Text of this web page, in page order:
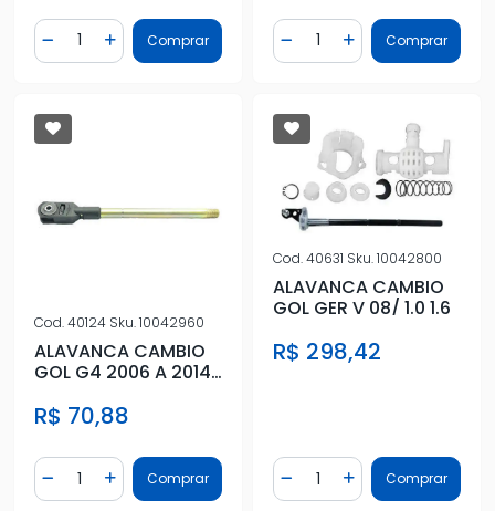
Diminuir Quantidade
Quantidade
Adicionar Quantidade
Comprar Diminuir Quantidade
Quantidade
AdicionarComprar
Cod.40124 Sku.10042960
ALAVANCA CAMBIO
GOL G4 2006 A 2014
R$ 70,88
Diminuir Quantidade
Quantidade
Adicionar Quantidade
Comprar
Cod.40631 Sku.10042800
ALAVANCA CAMBIO
GOL GER V 08/ 1.0 1.6
R$ 298,42
Diminuir Quantidade
Quantidade
AdicionarComprar